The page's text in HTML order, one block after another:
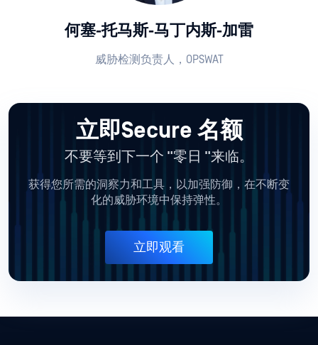
何塞-托马斯-马丁内斯-加雷
威胁检测负责人，OPSWAT
立即Secure 名额
不要等到下一个 "零日 "来临。
获得您所需的洞察力和工具，以加强防御，在不断变
化的威胁环境中保持弹性。
立即观看